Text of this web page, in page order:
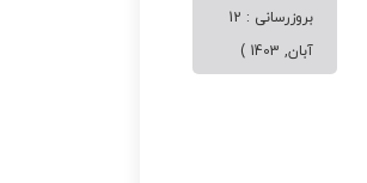
بروزرسانی : 12
آبان, 1403 )